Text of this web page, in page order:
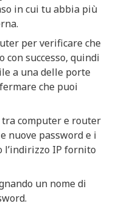
in cui tu abbia più
per verificare che
con successo, quindi
a una delle porte
che puoi
computer e router
nuove password e i
IP fornito
un nome di